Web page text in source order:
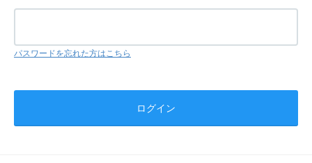
パスワードを忘れた方はこちら